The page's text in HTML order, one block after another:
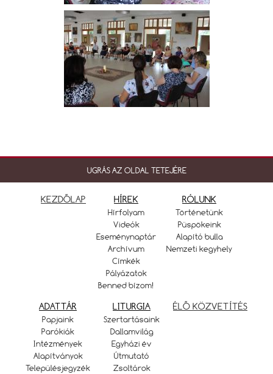
UGRÁS AZ OLDAL TETEJÉRE
KEZDŐLAP HÍREK
Hírfolyam
Videók
Eseménynaptár
Archívum
Címkék
Pályázatok
Benned bízom!
RÓLUNK
Történetünk
Püspökeink
Alapító bulla
Nemzeti kegyhely
ADATTÁR
Papjaink
Parókiák
Intézmények
Alapítványok
Településjegyzék
LITURGIA
Szertartásaink
Dallamvilág
Egyházi év
Útmutató
Zsoltárok
ÉLŐ KÖZVETÍTÉS